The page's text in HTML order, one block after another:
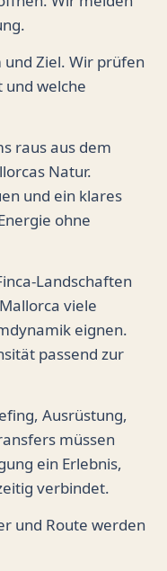
und Ziel. Wir prüfen
und welche
raus aus dem
Natur.
und ein klares
ohne
Landschaften
viele
eignen.
passend zur
Ausrüstung,
müssen
ein Erlebnis,
verbindet.
und Route werden